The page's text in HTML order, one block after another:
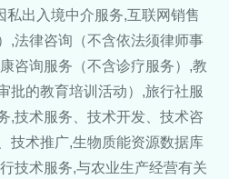
私出入境中介服务,互联网销售
,法律咨询（不含依法须律师事
咨询服务（不含诊疗服务）,教
批的教育培训活动）,旅行社服
,技术服务、技术开发、技术咨
技术推广,生物质能资源数据库
技术服务,与农业生产经营有关